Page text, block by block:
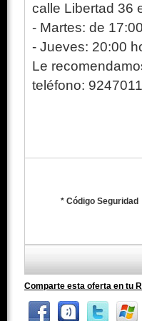
calle Libertad 36
- Martes: de
- Jueves: 20:00
Le
teléfono:
* Código Seguridad
Comparte esta oferta en tu